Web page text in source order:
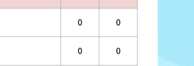
0 0
0 0